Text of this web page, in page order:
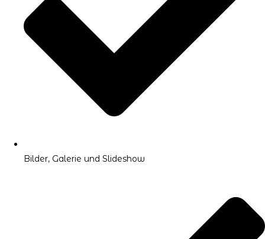
Bilder, Galerie und Slideshow